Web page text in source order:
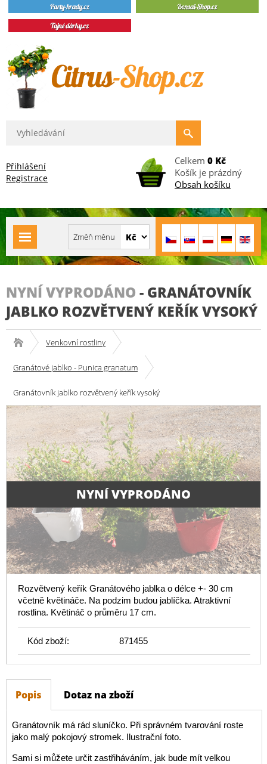
Přihlášení
Registrace
Celkem 0 Kč
Košík je prázdný
Obsah košíku
NYNÍ VYPRODÁNO - GRANÁTOVNÍK
JABLKO ROZVĚTVENÝ KEŘÍK VYSOKÝ
Venkovní rostliny
Granátové jablko - Punica granatum
Granátovník jablko rozvětvený keřík vysoký
NYNÍ VYPRODÁNO
Rozvětvený keřík Granátového jablka o délce +- 30 cm
včetně květináče. Na podzim budou jablíčka. Atraktivní
rostlina. Květináč o průměru 17 cm.
Kód zboží: 871455
Popis Dotaz na zboží
Granátovník má rád sluníčko. Při správném tvarování roste
jako malý pokojový stromek. Ilustrační foto.
Sami si můžete určit zastřiháváním, jak bude mít velkou